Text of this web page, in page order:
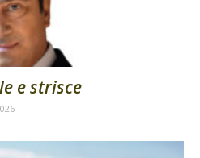
e strisce